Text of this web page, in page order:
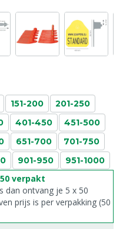
151-200
201-250
401-450
451-500
651-700
701-750
901-950 951-1000
verpakt
dan ontvang je 5 x 50
prijs is per verpakking (50